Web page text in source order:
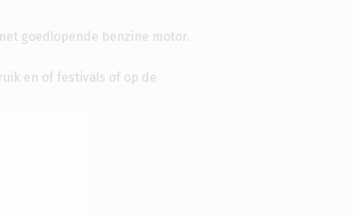
goedlopende benzine motor.
en of festivals of op de